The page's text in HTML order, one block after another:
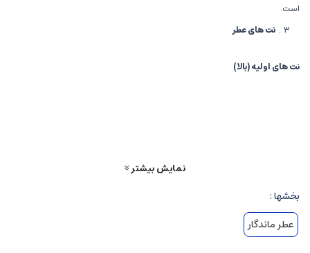
است.
نت های عطر
نت های اولیه (بالا)
حس لطافت، مردانگی و تعادل را به عطر می بخشند.
نمایش بیشتر
بخشها :
عطر ماندگار